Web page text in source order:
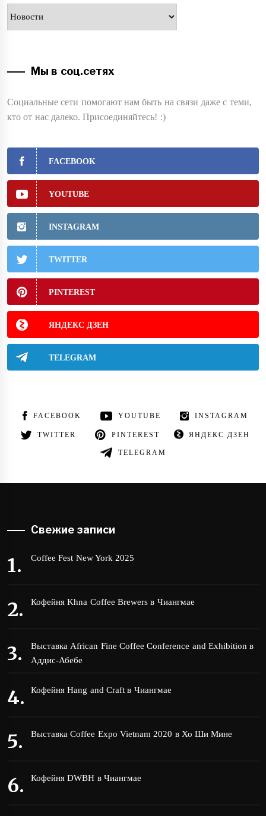
Мы в соц.сетях
Социальные сети помогают нам быть на связи даже с теми,
кто от нас далеко. Присоединяйтесь! :)
FACEBOOK
YOUTUBE
INSTAGRAM
TWITTER
PINTEREST
ЯНДЕКС ДЗЕН
TELEGRAM
FACEBOOK YOUTUBE INSTAGRAM
TWITTER PINTEREST ЯНДЕКС ДЗЕН
TELEGRAM
Свежие записи
Coffee Fest New York 2025
Кофейня Khna Coffee Brewers в Чиангмае
Выставка African Fine Coffee Conference and Exhibition в
Аддис-Абебе
Кофейня Hang and Craft в Чиангмае
Выставка Coffee Expo Vietnam 2020 в Хо Ши Мине
Кофейня DWBH в Чиангмае